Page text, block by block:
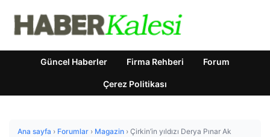
Güncel Haberler Firma Rehberi Forum
Çerez Politikası
Ana sayfa › Forumlar › Magazin › Çirkin’in yıldızı Derya Pınar Ak